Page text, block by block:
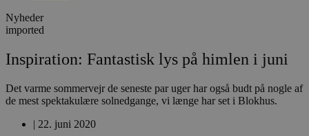
Nyheder
imported
Inspiration: Fantastisk lys på himlen i juni
Det varme sommervejr de seneste par uger har også budt på nogle af
de mest spektakulære solnedgange, vi længe har set i Blokhus.
| 22. juni 2020